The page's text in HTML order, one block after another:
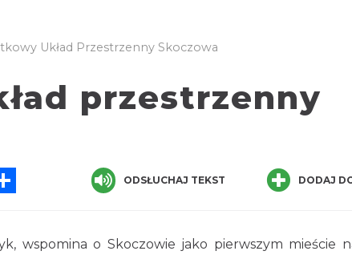
Układ Przestrzenny Skoczowa
przestrzenny
ODSŁUCHAJ TEKST DODAJ
wspomina o Skoczowie jako pierwszym mieście